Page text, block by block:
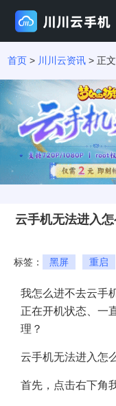
首页 > 川川云资讯 > 正文
云手机无法进入
标签： 黑屏 重启
我怎么进不去云手
正在开机状态、一
理？
云手机无法进入怎
首先，点击右下角